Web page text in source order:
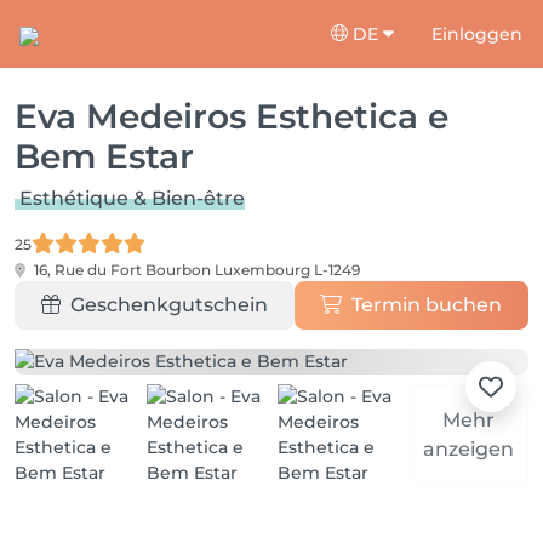
DE Einloggen
Eva Medeiros Esthetica e
Bem Estar
Esthétique & Bien-être
25
16, Rue du Fort Bourbon Luxembourg L-1249
Geschenkgutschein Termin buchen
Mehr
anzeigen